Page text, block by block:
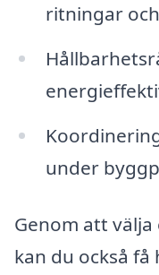
ritningar
under
Genom att
kan du också